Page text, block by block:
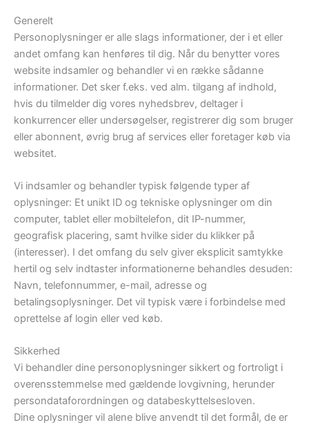
Generelt
Personoplysninger er alle slags informationer, der i et eller
andet omfang kan henføres til dig. Når du benytter vores
website indsamler og behandler vi en række sådanne
informationer. Det sker f.eks. ved alm. tilgang af indhold,
hvis du tilmelder dig vores nyhedsbrev, deltager i
konkurrencer eller undersøgelser, registrerer dig som bruger
eller abonnent, øvrig brug af services eller foretager køb via
websitet.
Vi indsamler og behandler typisk følgende typer af
oplysninger: Et unikt ID og tekniske oplysninger om din
computer, tablet eller mobiltelefon, dit IP-nummer,
geografisk placering, samt hvilke sider du klikker på
(interesser). I det omfang du selv giver eksplicit samtykke
hertil og selv indtaster informationerne behandles desuden:
Navn, telefonnummer, e-mail, adresse og
betalingsoplysninger. Det vil typisk være i forbindelse med
oprettelse af login eller ved køb.
Sikkerhed
Vi behandler dine personoplysninger sikkert og fortroligt i
overensstemmelse med gældende lovgivning, herunder
persondataforordningen og databeskyttelsesloven.
Dine oplysninger vil alene blive anvendt til det formål, de er